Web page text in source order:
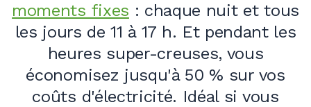
moments fixes : chaque nuit et tous
les jours de 11 à 17 h. Et pendant les
heures super-creuses, vous
économisez jusqu'à 50 % sur vos
coûts d'électricité. Idéal si vous